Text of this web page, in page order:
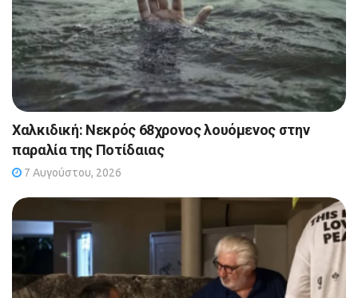
Χαλκιδική: Νεκρός 68χρονος λουόμενος στην
παραλία της Ποτίδαιας
7 Αυγούστου, 2026